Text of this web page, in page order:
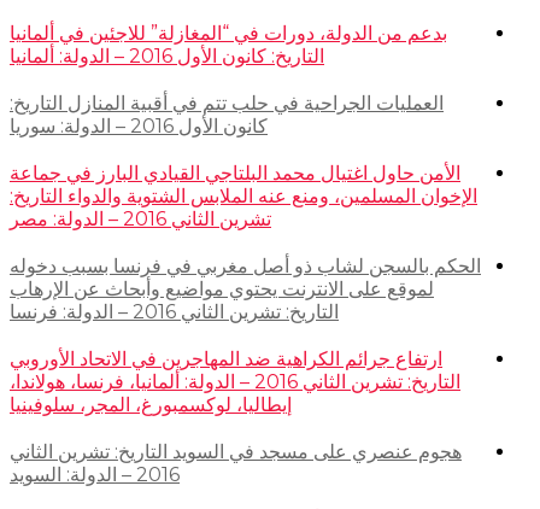
بدعم من الدولة، دورات في “المغازلة” للاجئين في ألمانيا
التاريخ: كانون الأول 2016 – الدولة: ألمانيا
العمليات الجراحية في حلب تتم في أقبية المنازل التاريخ:
كانون الأول 2016 – الدولة: سوريا
الأمن حاول اغتيال محمد البلتاجي القيادي البارز في جماعة
الإخوان المسلمين، ومنع عنه الملابس الشتوية والدواء التاريخ:
تشرين الثاني 2016 – الدولة: مصر
الحكم بالسجن لشاب ذو أصل مغربي في فرنسا بسبب دخوله
لموقع على الانترنت يحتوي مواضيع وأبحاث عن الإرهاب
التاريخ: تشرين الثاني 2016 – الدولة: فرنسا
ارتفاع جرائم الكراهية ضد المهاجرين في الاتحاد الأوروبي
التاريخ: تشرين الثاني 2016 – الدولة: ألمانيا، فرنسا، هولاندا،
إيطاليا، لوكسمبورغ، المجر، سلوفينيا
هجوم عنصري على مسجد في السويد التاريخ: تشرين الثاني
2016 – الدولة: السويد